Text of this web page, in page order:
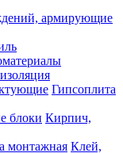
армирующие
Гипсоплита
Кирпич,
Клей,